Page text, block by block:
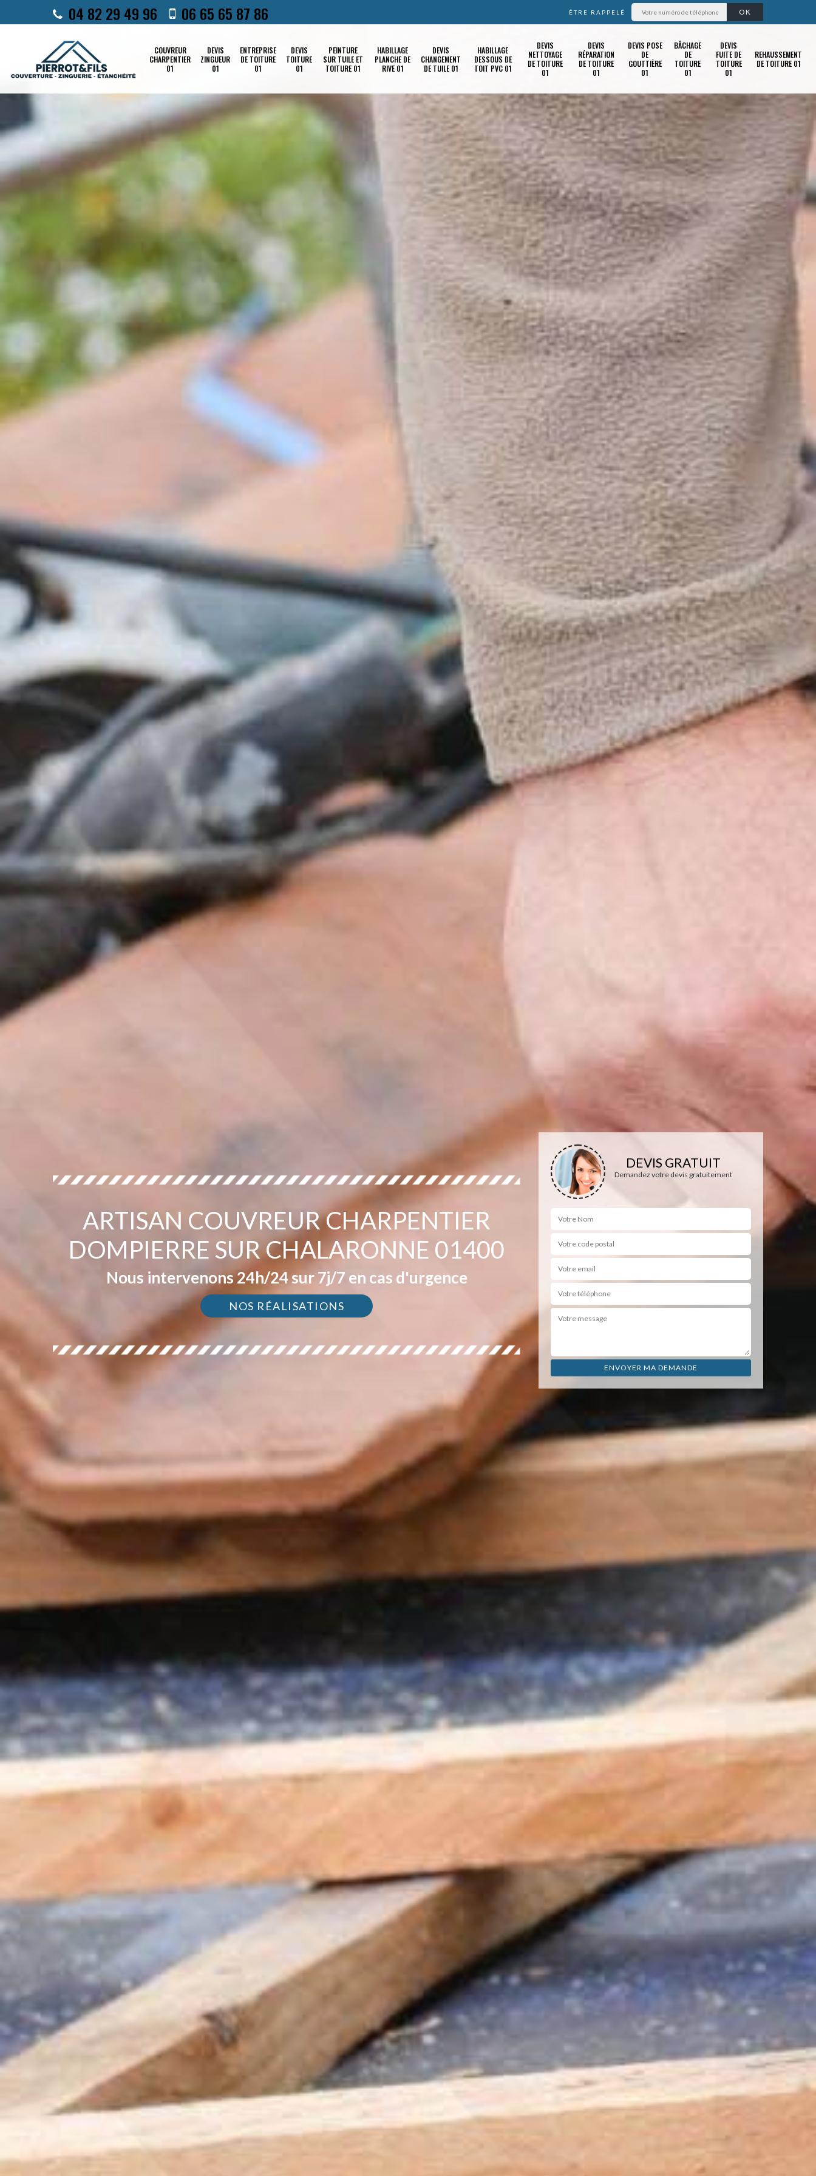
04 82 29 49 96 06 65 65 87 86 ÊTRE RAPPELÉ
COUVREUR
CHARPENTIER
01
DEVIS
ZINGUEUR
01
ENTREPRISE
DE TOITURE
01
DEVIS
TOITURE
01
PEINTURE
SUR TUILE ET
TOITURE 01
HABILLAGE
PLANCHE DE
RIVE 01
DEVIS
CHANGEMENT
DE TUILE 01
HABILLAGE
DESSOUS DE
TOIT PVC 01
DEVIS
NETTOYAGE
DE TOITURE
01
DEVIS
RÉPARATION
DE TOITURE
01
DEVIS POSE
DE
GOUTTIÈRE
01
BÂCHAGE
DE
TOITURE
01
DEVIS
FUITE DE
TOITURE
01
REHAUSSEMENT
DE TOITURE 01
ARTISAN COUVREUR CHARPENTIER
DOMPIERRE SUR CHALARONNE 01400
Nous intervenons 24h/24 sur 7j/7 en cas d'urgence
NOS RÉALISATIONS
DEVIS GRATUIT
Demandez votre devis gratuitement